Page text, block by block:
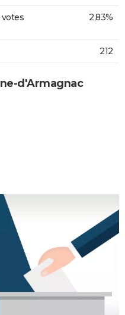
2,83%
212
d'Armagnac